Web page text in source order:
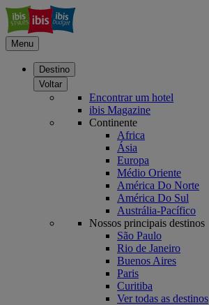
Menu
Destino
Voltar
Encontrar um hotel
ibis Magazine
Continente
Africa
Ásia
Europa
Médio Oriente
América Do Norte
América Do Sul
Austrália-Pacífico
Nossos principais destinos
São Paulo
Rio de Janeiro
Buenos Aires
Paris
Curitiba
Ver todas as destinos